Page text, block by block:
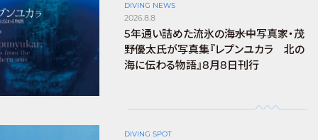
DIVING NEWS
2026.8.8
5年通い詰めた流氷の海――水中写真家・茂
野優太氏が写真集『レプンユカラ 北の
海に伝わる物語』8月8日刊行
DIVING SPOT